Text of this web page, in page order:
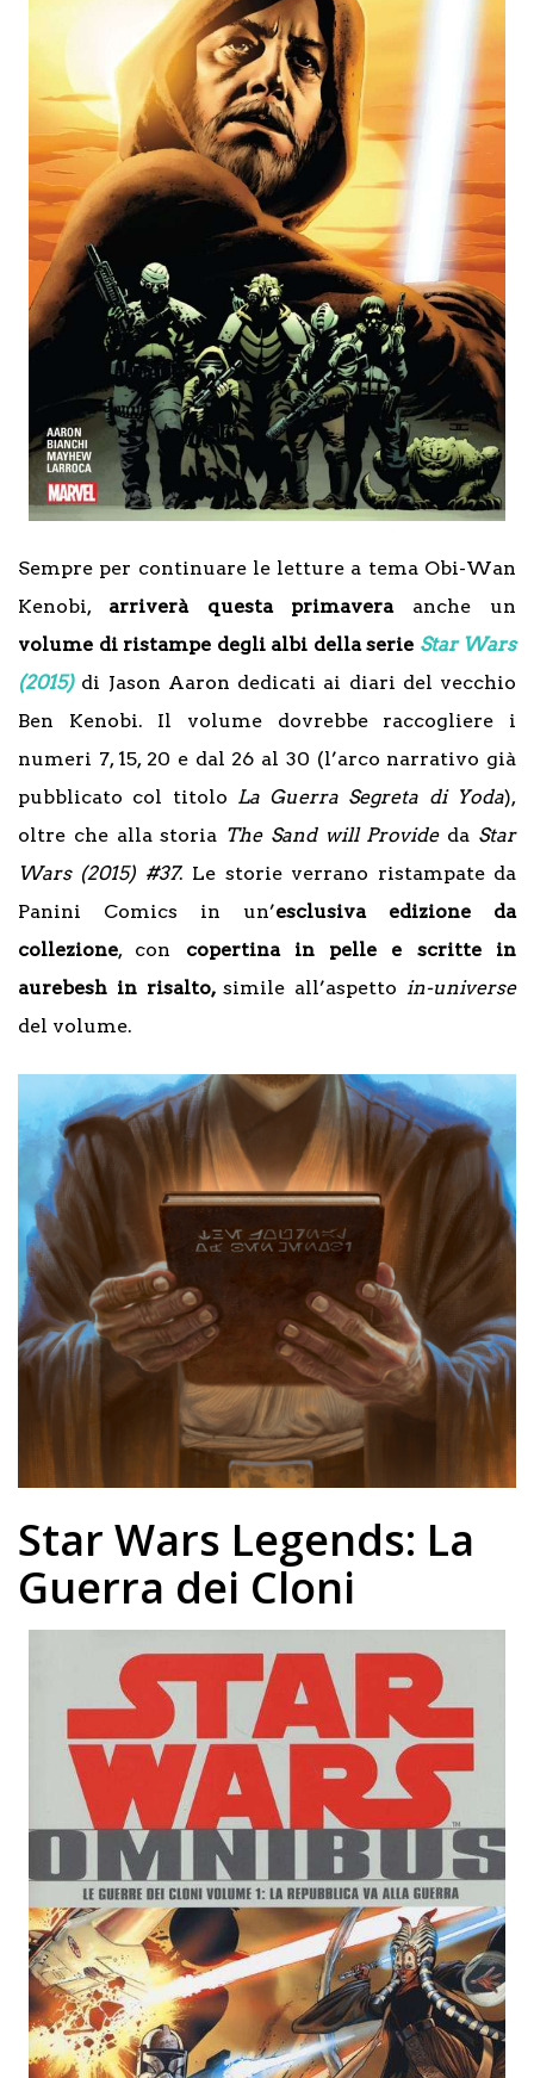
Sempre per continuare le letture a tema Obi-Wan
Kenobi, arriverà questa primaveraanche un
volume di ristampe degli albi della serie Star Wars
(2015)di Jason Aaron dedicati ai diari del vecchio
Ben Kenobi. Il volume dovrebbe raccogliere i
numeri 7, 15, 20 e dal 26 al 30 (l’arco narrativo già
pubblicato col titolo La Guerra Segreta di Yoda),
oltre che alla storia The Sand will Provideda Star
Wars (2015) #37. Le storie verrano ristampate da
Panini Comics in un’esclusiva edizione da
collezione, con copertina in pelle e scritte in
aurebesh in risalto, simile all’aspetto in-universe
del volume.
Star Wars Legends: La
Guerra dei Cloni